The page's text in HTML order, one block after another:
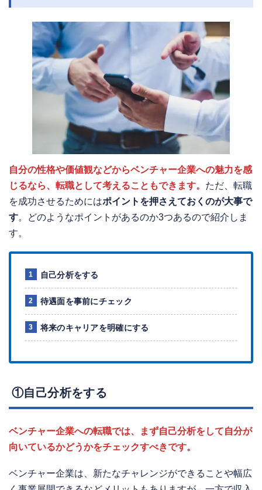
自分の性格や価値観などからベンチャー企業への魅力を感
じるなら、転職として考えることもできます。 ただ、転職
を成功させるためにはポイントを押さえておくのが大事で
す。どのようなポイントがあるのか3つあるので紹介しま
す。
自己分析をする
待遇面を事前にチェック
将来のキャリアを明確にする
①自己分析をする
ベンチャー企業への転職では、まず自己分析をして自分が
向いているかどうかをチェックすべきです。
ベンチャー企業は、新たなチャレンジができることや幅広